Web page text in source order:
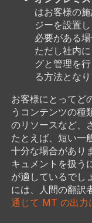
はお客様の
ジーを設置
必要がある
ただし社内
グと管理を
る方法となり
お客様にとってど
うコンテンツの種
のリソースなど、
たとえば、短い一
十分な場合があり
キュメントを扱う
が適しているでし
には、人間の翻訳
通じて MT の出力